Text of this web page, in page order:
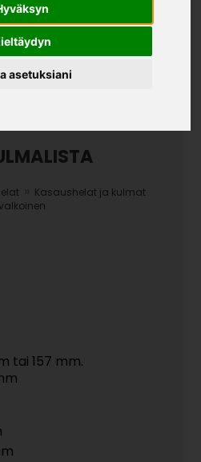
asetuksiani
Kasaushelat ja kulmat
tai 157 mm.